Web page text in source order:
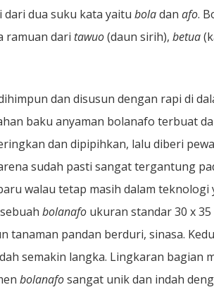
dua suku kata yaitu boladan afo.
ramuan dari tawuo(daun sirih), betua
dan disusun dengan rapi di
baku anyaman bolanafo terbuat
dan dipipihkan, lalu diberi
sudah pasti sangat tergantung
walau tetap masih dalam teknologi
bolanafo ukuran standar 30 x
tanaman pandan berduri, sinasa.
semakin langka. Lingkaran bagian
bolanafosangat unik dan indah